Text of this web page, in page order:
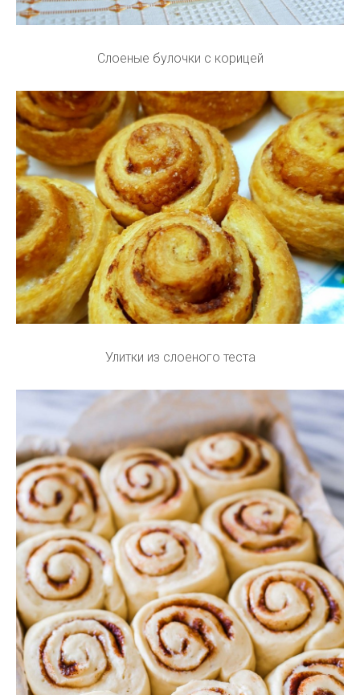
Слоеные булочки с корицей
Улитки из слоеного теста